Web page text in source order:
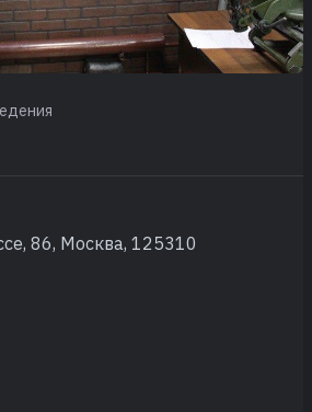
86, Москва, 125310